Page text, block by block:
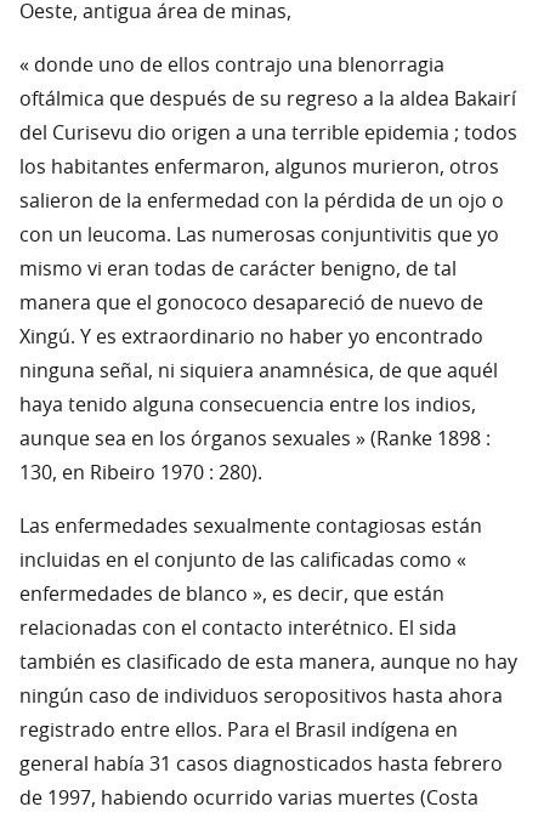
Oeste, antigua área de minas,
« donde uno de ellos contrajo una blenorragia
oftálmica que después de su regreso a la aldea Bakairí
del Curisevu dio origen a una terrible epidemia ; todos
los habitantes enfermaron, algunos murieron, otros
salieron de la enfermedad con la pérdida de un ojo o
con un leucoma. Las numerosas conjuntivitis que yo
mismo vi eran todas de carácter benigno, de tal
manera que el gonococo desapareció de nuevo de
Xingú. Y es extraordinario no haber yo encontrado
ninguna señal, ni siquiera anamnésica, de que aquél
haya tenido alguna consecuencia entre los indios,
aunque sea en los órganos sexuales » (Ranke 1898 :
130, en Ribeiro 1970 : 280).
Las enfermedades sexualmente contagiosas están
incluidas en el conjunto de las calificadas como «
enfermedades de blanco », es decir, que están
relacionadas con el contacto interétnico. El sida
también es clasificado de esta manera, aunque no hay
ningún caso de individuos seropositivos hasta ahora
registrado entre ellos. Para el Brasil indígena en
general había 31 casos diagnosticados hasta febrero
de 1997, habiendo ocurrido varias muertes (Costa